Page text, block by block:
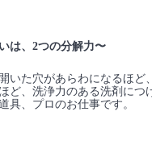
は、2つの分解力〜
いた穴があらわになるほど
ど、洗浄力のある洗剤につ
具、プロのお仕事です。